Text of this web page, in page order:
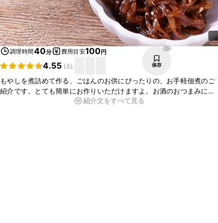
調理時間40分 費用目安100円
4.55 ( 5)
113
保存
もやしを煮詰めて作る、ごはんのお供にぴったりの、お手軽佃煮のご
紹介です。とても簡単にお作りいただけますよ。お酒のおつまみにも
ぴったりの一品です。とてもおいしいのでこの機会にぜひ作ってみて
紹介文をすべて見る